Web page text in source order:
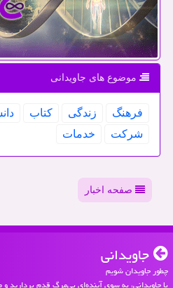
موضوع های جاویدانی
فرهنگ زندگی كتاب
شركت
خدمات
صفحه اخبار
جاویدانی
چطور جاویدان شویم